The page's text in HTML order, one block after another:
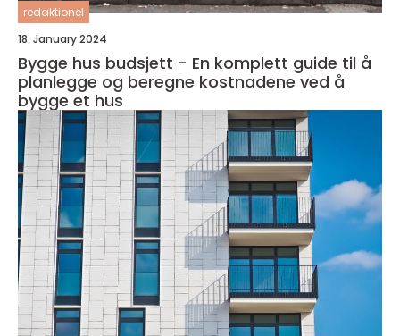
redaktionel
18. January 2024
Bygge hus budsjett - En komplett guide til å
planlegge og beregne kostnadene ved å
bygge et hus